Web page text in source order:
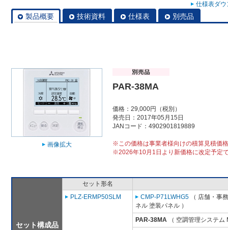
仕様表ダ
製品概要 技術資料 仕様表 別売品
画像拡大
PAR-38MA
価格：29,000円（税別）
発売日：2017年05月15日
JANコード：4902901819889
※この価格は事業者様向けの積算見積価
※2026年10月1日より新価格に改定予定
セット構成品
セット形名
PLZ-ERMP50SLM
CMP-P71LWHG5 （ 店舗・事
ネル 塗装パネル ）
PAR-38MA （ 空調管理システム